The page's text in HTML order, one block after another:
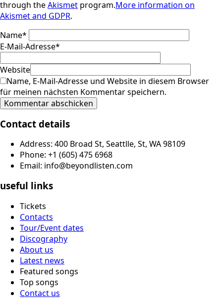
through theAkismet program.More information on
Akismet and GDPR.
Name*
E-Mail-Adresse*
Website
Name, E-Mail-Adresse und Website in diesem Browser
für meinen nächsten Kommentar speichern.
Contact details
Address: 400 Broad St, Seattlle, St, WA 98109
Phone: +1 (605) 475 6968
Email: info@beyondlisten.com
useful links
Tickets
Contacts
Tour/Event dates
Discography
About us
Latest news
Featured songs
Top songs
Contact us